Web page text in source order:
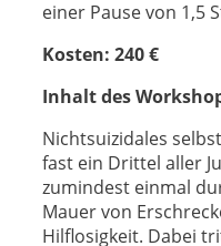
einer Pause von 1,5
Kosten: 240 €
Inhalt des
Nichtsuizidales
fast ein Drittel aller
zumindest einmal
Mauer von
Hilflosigkeit. Dabei